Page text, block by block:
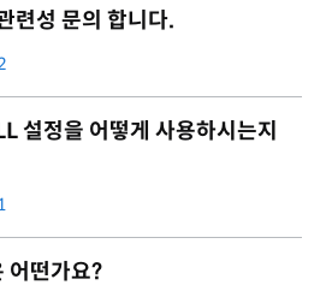
성 문의 합니다.
설정을 어떻게 사용하시는지
어떤가요?